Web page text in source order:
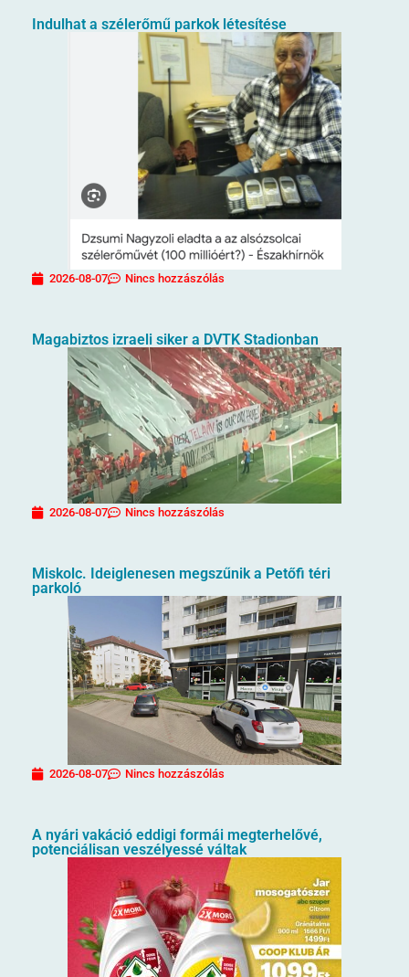
Indulhat a szélerőmű parkok létesítése
2026-08-07 Nincs hozzászólás
Magabiztos izraeli siker a DVTK Stadionban
2026-08-07 Nincs hozzászólás
Miskolc. Ideiglenesen megszűnik a Petőfi téri
parkoló
2026-08-07 Nincs hozzászólás
A nyári vakáció eddigi formái megterhelővé,
potenciálisan veszélyessé váltak